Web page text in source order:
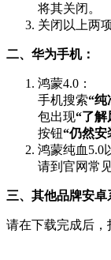
将其关闭。
关闭以上两
二、华为手机：
鸿蒙4.0：
手机搜索“纯
包出现“了解
按钮“仍然安
鸿蒙纯血5.0
请到官网常
三、其他品牌安卓
请在下载完成后，